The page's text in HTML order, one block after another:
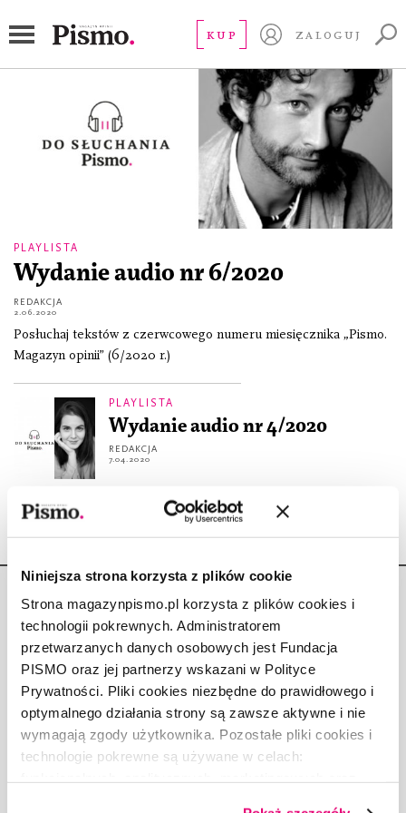
Niniejsza strona korzysta z plików cookie
Strona magazynpismo.pl korzysta z plików cookies i
technologii pokrewnych. Administratorem
przetwarzanych danych osobowych jest Fundacja
PISMO oraz jej partnerzy wskazani w Polityce
Prywatności. Pliki cookies niezbędne do prawidłowego i
optymalnego działania strony są zawsze aktywne i nie
wymagają zgody użytkownika. Pozostałe pliki cookies i
technologie pokrewne są używane w celach:
KUP ZALOGUJ
magazyn pismo audio
PLAYLISTA
Wydanie audio nr 6/2020
REDAKCJA
2.06.2020
Posłuchaj tekstów z czerwcowego numeru miesięcznika „Pismo.
Magazyn opinii” (6/2020 r.)
PLAYLISTA
Wydanie audio nr 4/2020
REDAKCJA
7.04.2020
Copyright © Fundacja Pismo
O „PIŚMIE”